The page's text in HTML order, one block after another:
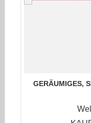
GERÄUMIGES,